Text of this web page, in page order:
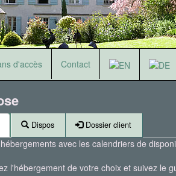
d'accès Contact
Dispos Dossier client
avec les calendriers de
l'hébergement de votre choix et suivez le